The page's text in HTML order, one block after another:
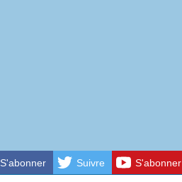
S'abonner Suivre S'abonner